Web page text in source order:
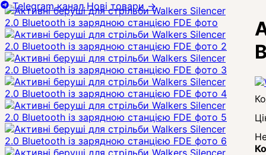
Telegram канал Нові товари→